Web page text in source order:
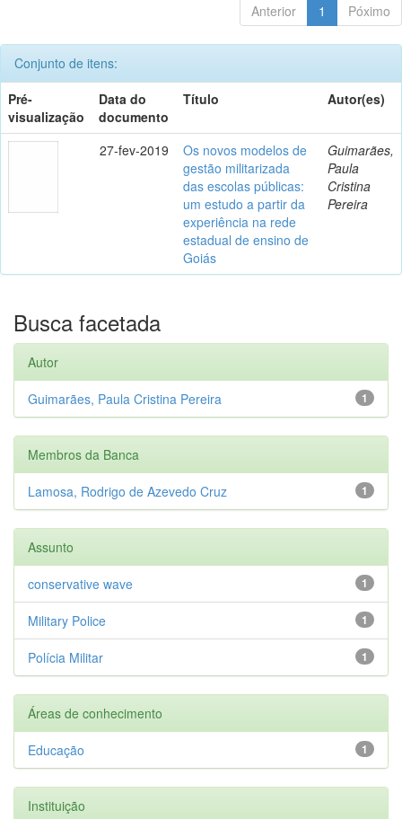
Anterior 1 Póximo
Conjunto de itens:
Pré-
visualização
Data do
documento
Título Autor(es)
27-fev-2019
Os novos modelos de
gestão militarizada
das escolas públicas:
um estudo a partir da
experiência na rede
estadual de ensino de
Goiás
Guimarães,
Paula
Cristina
Pereira
Busca facetada
Autor
1
Guimarães, Paula Cristina Pereira
Membros da Banca
1
Lamosa, Rodrigo de Azevedo Cruz
Assunto
1
conservative wave
1
Military Police
1
Polícia Militar
Áreas de conhecimento
1
Educação
Instituição